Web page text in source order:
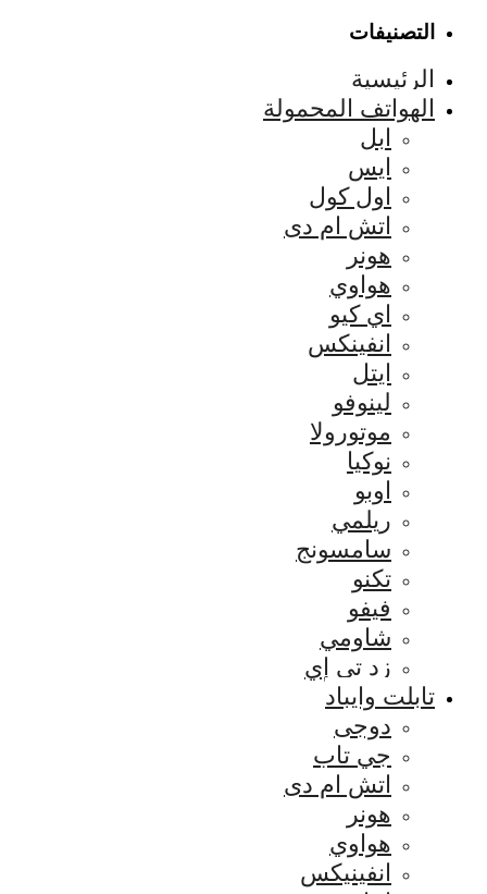
التصنيفات
الرئيسية
الهواتف المحمولة
ابل
ايس
اول كول
اتش ام دى
هونر
هواوي
اي كيو
انفينكس
ايتل
لينوفو
موتورولا
نوكيا
اوبو
ريلمي
سامسونج
تكنو
فيفو
شاومي
زد تي إي
تابلت وايباد
دوجى
جي تاب
اتش ام دى
هونر
هواوي
انفينيكس